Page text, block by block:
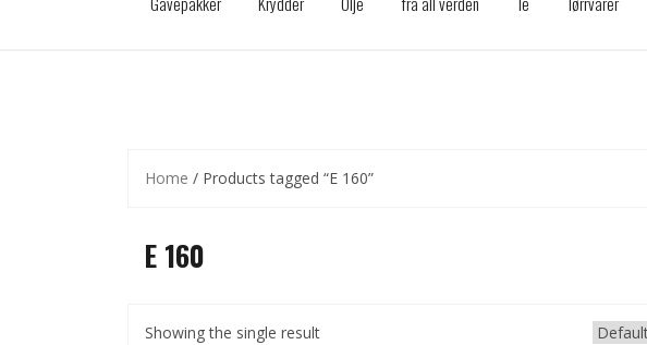
Home / Products tagged “E 160”
E 160
Showing the single result